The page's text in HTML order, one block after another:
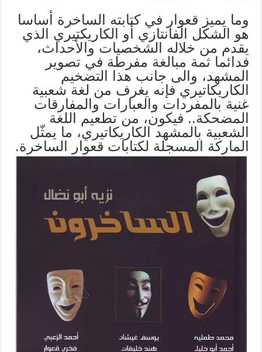
وما يميز قعوار في كتابته الساخرة أساسا
هو الشكل الفانتازي أو الكاريكتيري الذي
يقدم من خلاله الشخصيات والأحداث،
فدائما ثمة مبالغة مفرطة في تصوير
المشهد، والى جانب هذا التضخيم
الكاريكاتيري فإنه يغرف من لغة شعبية
غنية بالمفردات والعبارات والمفارقات
المضحكة.. فيكون، من تطعيم اللغة
الشعبية بالمشهد الكاريكاتيري، ما يمثّل
الماركة المسجلة لكتابات قعوار الساخرة.